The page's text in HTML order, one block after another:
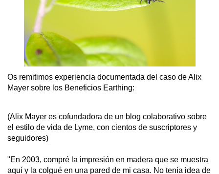
Os remitimos experiencia documentada del caso de Alix
Mayer sobre los Beneficios Earthing:
(Alix Mayer es cofundadora de un blog colaborativo sobre
el estilo de vida de Lyme, con cientos de suscriptores y
seguidores)
"En 2003, compré la impresión en madera que se muestra
aquí y la colgué en una pared de mi casa. No tenía idea de